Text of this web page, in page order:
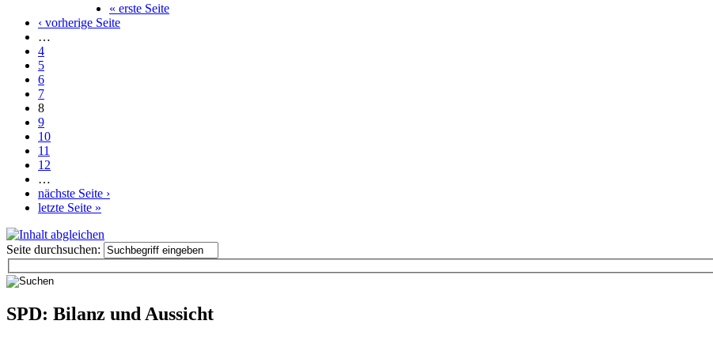
« erste Seite
‹ vorherige Seite
…
4
5
6
7
8
9
10
11
12
…
nächste Seite ›
letzte Seite »
Seite durchsuchen:
SPD: Bilanz und Aussicht